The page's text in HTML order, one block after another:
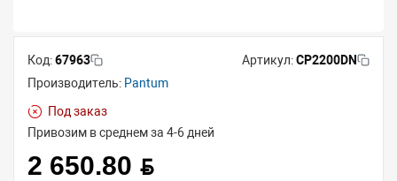
Код:67963 Артикул:CP2200DN
Производитель: Pantum
Под заказ
Привозим в среднем за 4-6 дней
2 650.80 BYN